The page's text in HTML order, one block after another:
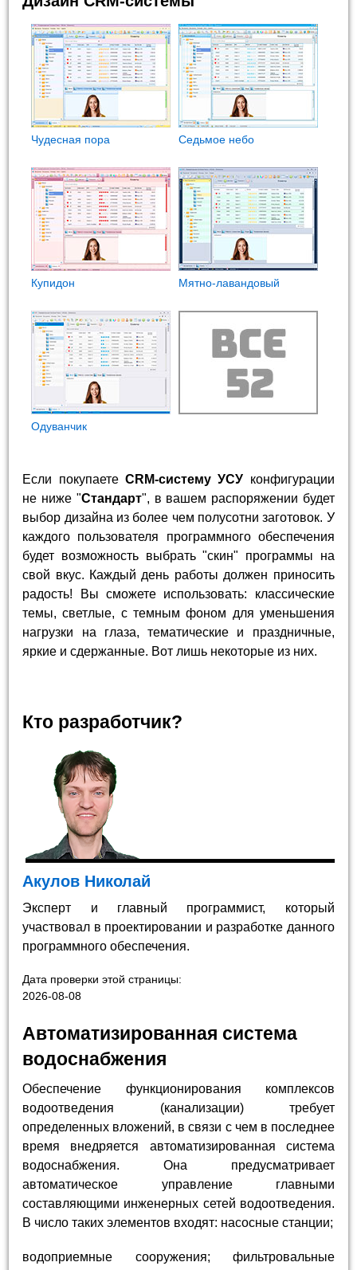
Чудесная пора Седьмое небо
Купидон Мятно-лавандовый
Одуванчик
Если покупаете CRM-систему УСУ конфигурации
не ниже "Стандарт", в вашем распоряжении будет
выбор дизайна из более чем полусотни заготовок. У
каждого пользователя программного обеспечения
будет возможность выбрать "скин" программы на
свой вкус. Каждый день работы должен приносить
радость! Вы сможете использовать: классические
темы, светлые, с темным фоном для уменьшения
нагрузки на глаза, тематические и праздничные,
яркие и сдержанные. Вот лишь некоторые из них.
Кто разработчик?
Акулов Николай
Эксперт и главный программист, который
участвовал в проектировании и разработке данного
программного обеспечения.
Дата проверки этой страницы:
2026-08-08
Автоматизированная система
водоснабжения
Обеспечение функционирования комплексов
водоотведения (канализации) требует
определенных вложений, в связи с чем в последнее
время внедряется автоматизированная система
водоснабжения. Она предусматривает
автоматическое управление главными
составляющими инженерных сетей водоотведения.
В число таких элементов входят: насосные станции;
водоприемные сооружения; фильтровальные